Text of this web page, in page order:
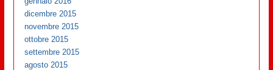
dicembre 2015
novembre 2015
ottobre 2015
settembre 2015
agosto 2015